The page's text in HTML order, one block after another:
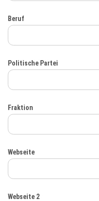
Beruf
Politische Partei
Fraktion
Webseite
Webseite 2